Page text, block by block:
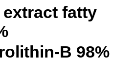
fatty
B 98%